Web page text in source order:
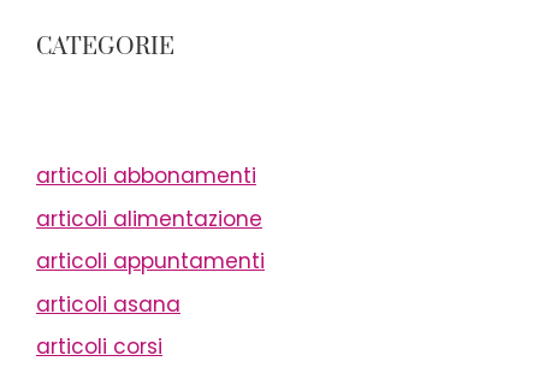
CATEGORIE
articoli abbonamenti
articoli alimentazione
articoli appuntamenti
articoli asana
articoli corsi